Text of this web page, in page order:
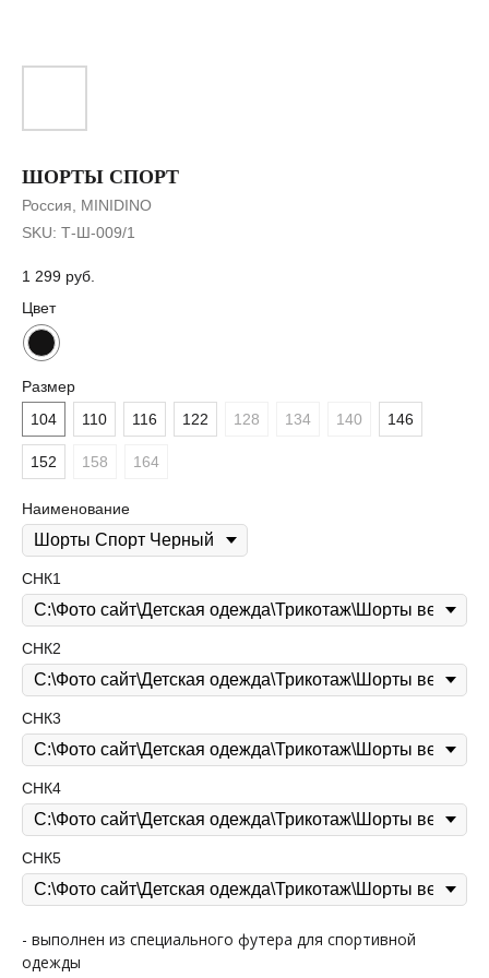
ШОРТЫ СПОРТ
Россия, MINIDINO
SKU: Т-Ш-009/1
1 299 руб.
Цвет
Размер
104
110 116 122 128 134 140 146
152 158 164
Наименование
СНК1
СНК2
СНК3
СНК4
СНК5
- выполнен из специального футера для спортивной
одежды